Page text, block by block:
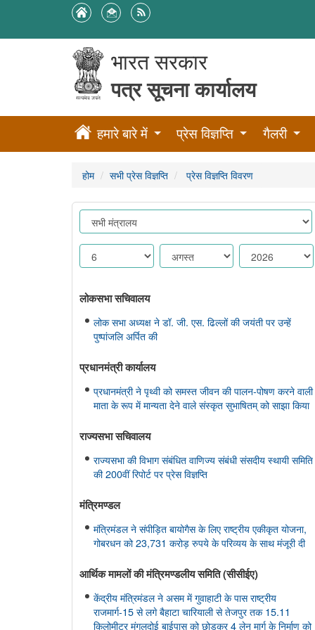
भारत सरकार
पत्र सूचना कार्यालय
हमारे बारे में प्रेस विज्ञप्ति गैलरी
होम सभी प्रेस विज्ञप्ति प्रेस विज्ञप्ति विवरण
लोकसभा सचिवालय
लोक सभा अध्यक्ष ने डॉ. जी. एस. ढिल्लों की जयंती पर उन्हें
पुष्पांजलि अर्पित की
प्रधानमंत्री कार्यालय
प्रधानमंत्री ने पृथ्वी को समस्त जीवन की पालन-पोषण करने वाली
माता के रूप में मान्यता देने वाले संस्कृत सुभाषितम् को साझा किया
राज्यसभा सचिवालय
राज्यसभा की विभाग संबंधित वाणिज्य संबंधी संसदीय स्थायी समिति
की 200वीं रिपोर्ट पर प्रेस विज्ञप्ति
मंत्रिमण्‍डल
मंत्रिमंडल ने संपीड़ित बायोगैस के लिए राष्ट्रीय एकीकृत योजना,
गोबरधन को 23,731 करोड़ रुपये के परिव्यय के साथ मंजूरी दी
आर्थिक मामलों की मंत्रिमण्‍डलीय समिति (सीसीईए)
केंद्रीय मंत्रिमंडल ने असम में गुवाहाटी के पास राष्ट्रीय
राजमार्ग-15 से लगे बैहाटा चारियाली से तेजपुर तक 15.11
किलोमीटर मंगलदोई बाईपास को छोड़कर 4 लेन मार्ग के निर्माण को